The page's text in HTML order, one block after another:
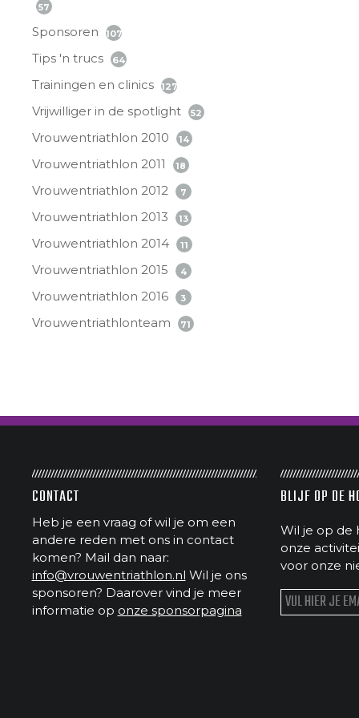
57
Sponsoren 107
Tips 'n trucs 64
Trainingen en clinics 127
Vrijwilliger in de spotlight 52
Vrouwentriathlon 2010 14
Vrouwentriathlon 2011 18
Vrouwentriathlon 2012 7
Vrouwentriathlon 2013 13
Vrouwentriathlon 2014 11
Vrouwentriathlon 2015 4
Vrouwentriathlon 2016 3
Vrouwentriathlonteam 71
CONTACT
Heb je een vraag of wil je om een
andere reden met ons in contact
komen? Mail dan naar:
info@vrouwentriathlon.nl Wil je ons
sponsoren? Daarover vind je meer
informatie op onze sponsorpagina
BLIJF OP DE
Wil je op de
onze
voor onze